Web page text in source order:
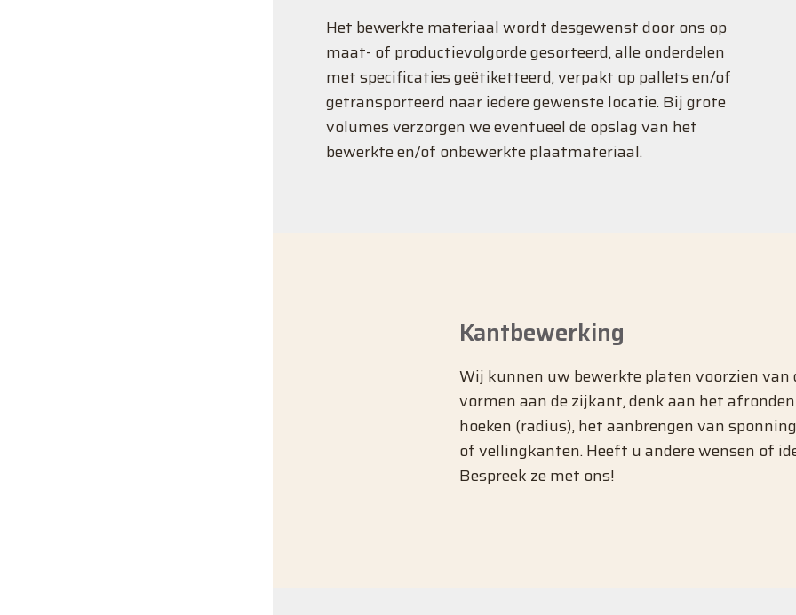
Het bewerkte materiaal wordt desgewenst door ons op
maat- of productievolgorde gesorteerd, alle onderdelen
met specificaties geëtiketteerd, verpakt op pallets en/of
getransporteerd naar iedere gewenste locatie. Bij grote
volumes verzorgen we eventueel de opslag van het
bewerkte en/of onbewerkte plaatmateriaal.
Kantbewerking
Wij kunnen uw bewerkte platen voorzien van
vormen aan de zijkant, denk aan het
hoeken (radius), het aanbrengen van
of vellingkanten. Heeft u andere wensen of
Bespreek ze met ons!